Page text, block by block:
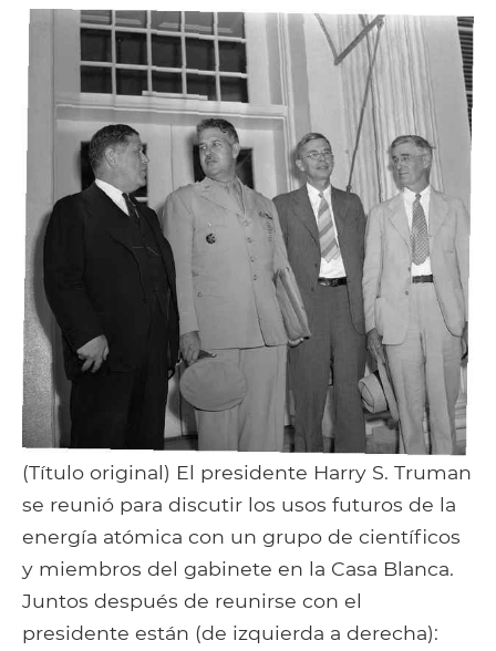
(Título original) El presidente Harry S. Truman
se reunió para discutir los usos futuros de la
energía atómica con un grupo de científicos
y miembros del gabinete en la Casa Blanca.
Juntos después de reunirse con el
presidente están (de izquierda a derecha):